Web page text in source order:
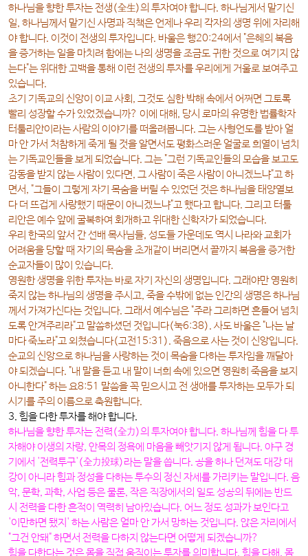
하나님을 향한 투자는전생(全生)의 투자여야 합니다. 하나님게서 맡기신
일, 하나님께서 맡기신 사명과 직책은 언제나 우리 각자의 생명 위에 자리해
야 합니다. 이것이 전생의 투자입니다. 바울은 행20:24에서 "은혜의 복음
을 증거하는 일을 마치려 함에는 나의 생명을 조금도 귀한 것으로 여기지 않
는다"는 위대한 고백을 통해 이런 전생의 투자를 우리에게 거울로 보여주고
있습니다.
초기 기독교의 신앙이 이교 사회, 그것도 심한 박해 속에서 어쩌면 그토록
빨리 성장할 수가 있었겠습니까? 이에 대해, 당시 로마의 유명한 법률학자
터툴리안이라는 사람의 이야기를 떠올려봅니다. 그는 사형언도를 받아 얼
마 안 가서 처참하게 죽게 될 것을 알면서도 평화스러운 얼굴로 희열이 넘치
는 기독교인들을 보게 되었습니다. 그는 "그런 기독교인들의 모습을 보고도
감동을 받지 않는 사람이 있다면, 그 사람이 죽은 사람이 아니겠느냐"고 하
면서, "그들이 그렇게 자기 목숨을 버릴 수 있었던 것은 하나님을 태양열보
다 더 뜨겁게 사랑했기 때문이 아니겠느냐"고 했다고 합니다. 그리고 터툴
리안은 예수 앞에 굴복하여 회개하고 위대한 신학자가 되었습니다.
우리 한국의 앞서 간 선배 목사님들, 성도들 가운데도 역시 나라와 교회가
어려움을 당할 때 자기의 목숨을 초개같이 버리면서 끝까지 복음을 증거한
순교자들이 많이 있습니다.
영원한 생명을 위한 투자는 바로 자기 자신의 생명입니다. 그래야만 영원히
죽지 않는 하나님의 생명을 주시고, 죽을 수밖에 없는 인간의 생명은 하나님
께서 가져가신다는 것입니다. 그래서 예수님은 "주라 그리하면 흔들어 넘치
도록 안겨주리라"고 말씀하셨던 것입니다(눅6:38). 사도 바울은 "나는 날
마다 죽노라"고 외쳤습니다(고전15:31). 죽음으로 사는 것이 신앙입니다.
순교의 신앙으로 하나님을 사랑하는 것이 목숨을 다하는 투자임을 깨달아
야 되겠습니다. "내 말을 듣고 내 말이 너희 속에 있으면 영원히 죽음을 보지
아니한다" 하는 요8:51 말씀을 꼭 믿으시고 전 생애를 투자하는 모두가 되
시기를 주의 이름으로 축원합니다.
3. 힘을 다한 투자를 해야 합니다.
하나님을 향한 투자는전력(全力)의 투자여야 합니다. 하나님께 힘을 다 투
자해야 이생의 자랑, 안목의 정욕에 마음을 빼앗기지 않게 됩니다. 야구 경
기에서 '전력투구'(全力投球)라는 말을 씁니다. 공을 하나 던져도 대강 대
강이 아니라 힘과 정성을 다하는 투수의 정신 자세를 가리키는 말입니다. 음
악, 문학, 과학, 사업 등은 물론, 작은 직장에서의 일도 성공의 뒤에는 반드
시 전력을 다한 흔적이 역력히 남아있습니다. 어느 정도 성과가 보인다고
'이만하면 됐지' 하는 사람은 얼마 안 가서 망하는 것입니다. 앉은 자리에서
"그건 안돼" 하면서 전력을 다하지 않는다면 어떻게 되겠습니까?
힘을 다한다는 것은 몸을 직접 움직이는 투자를 의미합니다. 힘을 다해, 몸